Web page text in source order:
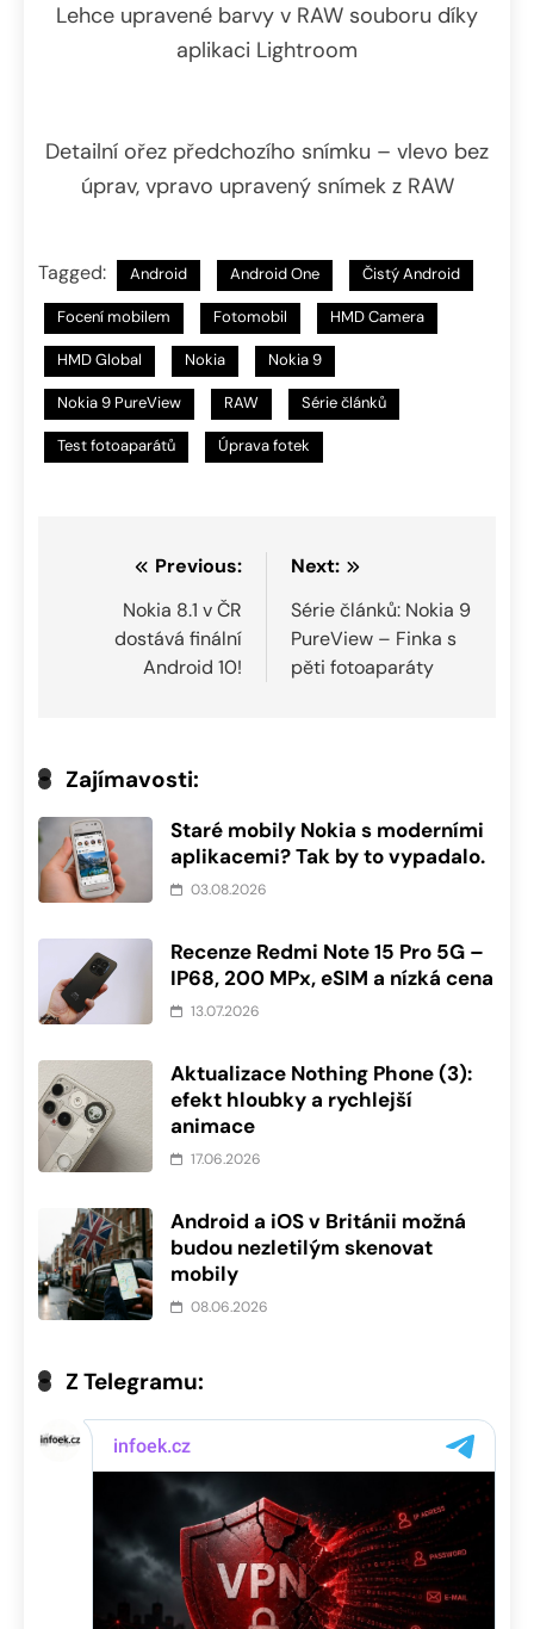
Lehce upravené barvy v RAW souboru díky
aplikaci Lightroom
Detailní ořez předchozího snímku – vlevo bez
úprav, vpravo upravený snímek z RAW
Tagged: Android Android One Čistý Android
Focení mobilem Fotomobil HMD Camera
HMD Global Nokia Nokia 9
Nokia 9 PureView RAW Série článků
Test fotoaparátů Úprava fotek
Navigace
příspěvek
Previous:
Nokia 8.1 v ČR
dostává finální
Android 10!
Next:
Série článků: Nokia 9
PureView – Finka s
pěti fotoaparáty
Zajímavosti:
Staré mobily Nokia s moderními
aplikacemi? Tak by to vypadalo.
03.08.2026
Recenze Redmi Note 15 Pro 5G –
IP68, 200 MPx, eSIM a nízká cena
13.07.2026
Aktualizace Nothing Phone (3):
efekt hloubky a rychlejší
animace
17.06.2026
Android a iOS v Británii možná
budou nezletilým skenovat
mobily
08.06.2026
Z Telegramu: